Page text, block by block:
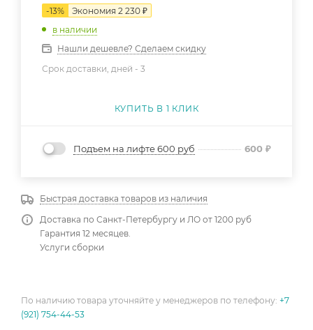
-13% Экономия 2 230 ₽
в наличии
Нашли дешевле? Сделаем скидку
Срок доставки, дней - 3
КУПИТЬ В 1 КЛИК
Подъем на лифте 600 руб 600 ₽
Быстрая доставка товаров из наличия
Доставка по Санкт-Петербургу и ЛО от 1200 руб
Гарантия 12 месяцев.
Услуги сборки
По наличию товара уточняйте у менеджеров по телефону: +7
(921) 754-44-53